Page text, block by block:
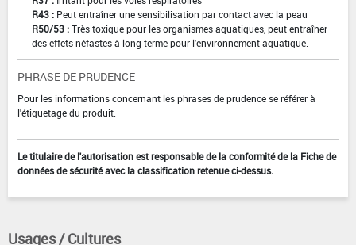
R43 : Peut entraîner une sensibilisation par contact avec la peau
R50/53 :Très toxique pour les organismes aquatiques, peut entraîner
des effets néfastes à long terme pour l'environnement aquatique.
PHRASE DE PRUDENCE
Pour les informations concernant les phrases de prudence se référer à
l'étiquetage du produit.
Le titulaire de l'autorisation est responsable de la conformité de la Fiche de
données de sécurité avec la classification retenue ci-dessus.
Usages / Cultures